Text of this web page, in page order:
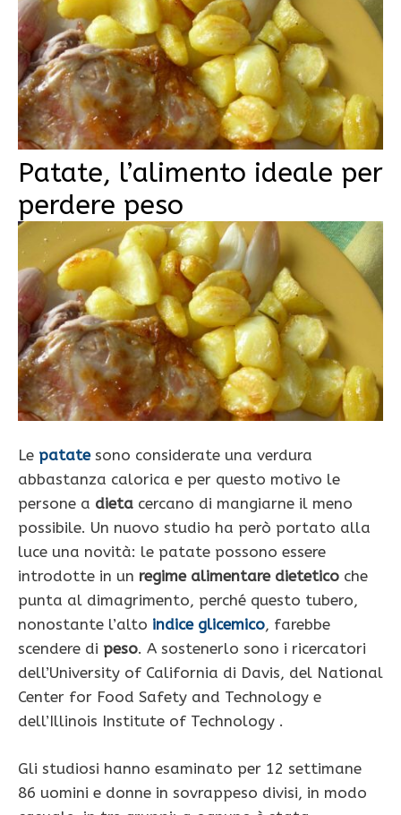
Patate, l’alimento ideale per
perdere peso
Le patatesono considerate una verdura
abbastanza calorica e per questo motivo le
persone a dieta cercano di mangiarne il meno
possibile. Un nuovo studio ha però portato alla
luce una novità: le patate possono essere
introdotte in un regime alimentare dietetico che
punta al dimagrimento, perché questo tubero,
nonostante l’alto indice glicemico, farebbe
scendere di peso. A sostenerlo sono i ricercatori
dell’University of California di Davis, del National
Center for Food Safety and Technology e
dell’Illinois Institute of Technology .
Gli studiosi hanno esaminato per 12 settimane
86 uomini e donne in sovrappeso divisi, in modo